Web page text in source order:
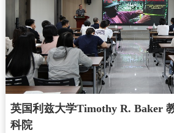
英国利兹大学Timothy R. Baker
科院